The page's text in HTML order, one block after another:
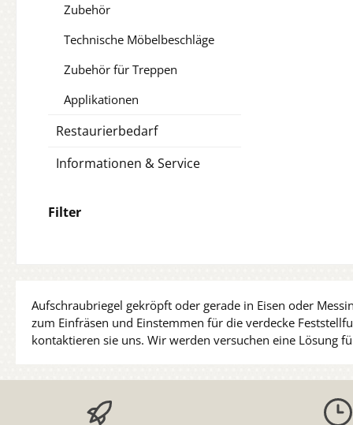
Zubehör
Technische Möbelbeschläge
Zubehör für Treppen
Applikationen
Restaurierbedarf
Informationen & Service
Filter
Aufschraubriegel gekröpft oder gerade in Eisen oder
zum Einfräsen und Einstemmen für die verdecke
kontaktieren sie uns. Wir werden versuchen eine Lösung